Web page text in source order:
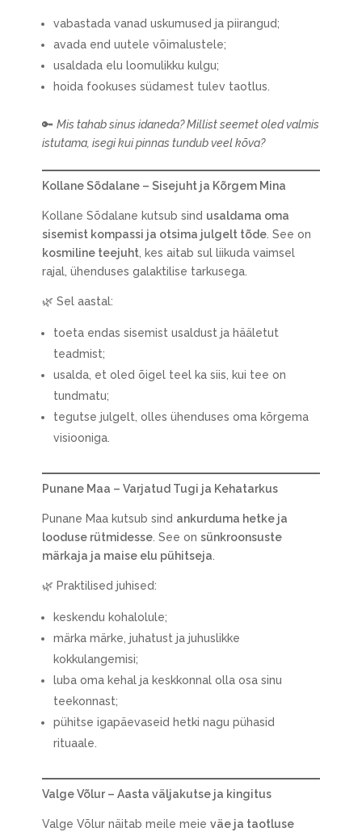
vabastada vanad uskumused ja piirangud;
avada end uutele võimalustele;
usaldada elu loomulikku kulgu;
hoida fookuses südamest tulev taotlus.
🔑 Mis tahab sinus idaneda? Millist seemet oled valmis
istutama, isegi kui pinnas tundub veel kõva?
Kollane Sõdalane – Sisejuht ja Kõrgem Mina
Kollane Sõdalane kutsub sind usaldama oma
sisemist kompassi ja otsima julgelt tõde. See on
kosmiline teejuht, kes aitab sul liikuda vaimsel
rajal, ühenduses galaktilise tarkusega.
🌿 Sel aastal:
toeta endas sisemist usaldust ja hääletut
teadmist;
usalda, et oled õigel teel ka siis, kui tee on
tundmatu;
tegutse julgelt, olles ühenduses oma kõrgema
visiooniga.
Punane Maa – Varjatud Tugi ja Kehatarkus
Punane Maa kutsub sind ankurduma hetke ja
looduse rütmidesse. See on sünkroonsuste
märkaja ja maise elu pühitseja
🌿 Praktilised juhised:
keskendu kohalolule;
märka märke, juhatust ja juhuslikke
kokkulangemisi;
luba oma kehal ja keskkonnal olla osa sinu
teekonnast;
pühitse igapäevaseid hetki nagu pühasid
rituaale.
Valge Võlur – Aasta väljakutse ja kingitus
Valge Võlur näitab meile meie väe ja taotluse